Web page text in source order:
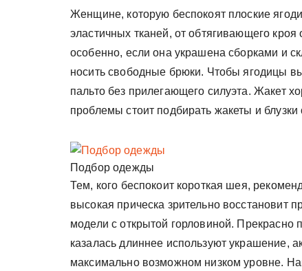
Женщине, которую беспокоят плоские
эластичных тканей, от обтягивающего
особенно, если она украшена сборками и
носить свободные брюки. Чтобы ягодицы
пальто без прилегающего силуэта. Жакет
проблемы стоит подбирать жакеты и
Подбор одежды
Тем, кого беспокоит короткая шея,
высокая прическа зрительно восстановит
модели с открытой горловиной.
казалась длиннее используют украшение,
максимально возможном низком уровне.